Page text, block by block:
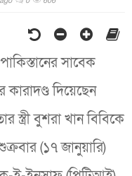
সাবেক
কারাদণ্ড দিয়েছেন
বুশরা খান বিবিকে
(১৭ জানুয়ারি)